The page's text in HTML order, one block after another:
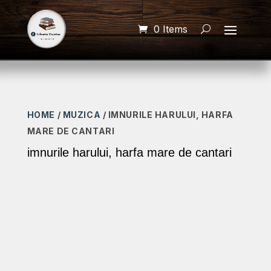
0 Items
HOME / MUZICA / IMNURILE HARULUI, HARFA
MARE DE CANTARI
imnurile harului, harfa mare de cantari